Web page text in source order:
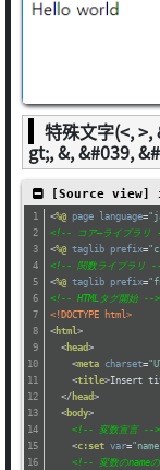
特殊文字(<,
gt;, &, &#039,
[Source view]
<%@ page language=
<!-- コア―ライブラリ
<%@ taglib prefix=
<!-- 関数ライブラリ
<%@ taglib prefix=
<!-- HTMLタグ開始 -->
<!DOCTYPE html>
< html >
< head>
<meta charset=
<title>Insert
</ head>
< body>
<!-- 変数宣言 -->
<c:set var=
<!-- 変数のname